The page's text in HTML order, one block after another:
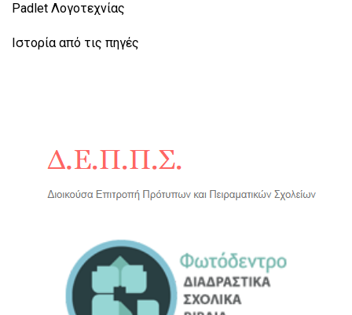
Padlet Λογοτεχνίας
Ιστορία από τις πηγές